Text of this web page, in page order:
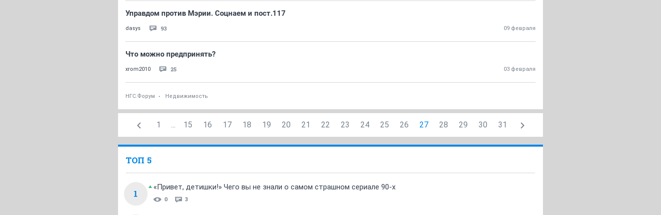
Управдом против Мэрии. Соцнаем и пост.117
dasys 93 09 февраля
Что можно предпринять?
xrom2010 25 03 февраля
НГС.Форум Недвижимость
1 ... 15 16 17 18 19 20 21 22 23 24 25 26 27 28 29 30 31
ТОП 5
1
«Привет, детишки!» Чего вы не знали о самом страшном сериале 90-х
0 3